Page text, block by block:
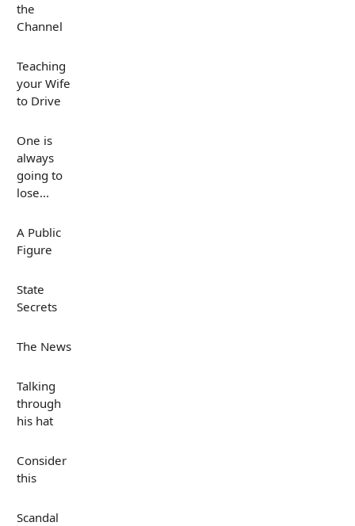
the
Channel
Teaching
your Wife
to Drive
One is
always
going to
lose...
A Public
Figure
State
Secrets
The News
Talking
through
his hat
Consider
this
Scandal